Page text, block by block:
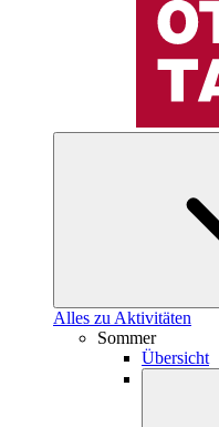
Alles zu Aktivitäten
Sommer
Übersicht